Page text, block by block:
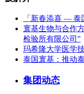
「新春添喜 — 泰
寰基生物与合作
检验所有限公司”
玛希隆大学医学
泰国寰基：推动
集团动态